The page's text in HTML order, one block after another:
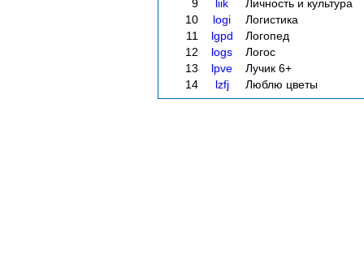
9
liik
Личность и культура
10
logi
Логистика
11
lgpd
Логопед
12
logs
Логос
13
lpve
Лучик 6+
14
lzfj Люблю цветы